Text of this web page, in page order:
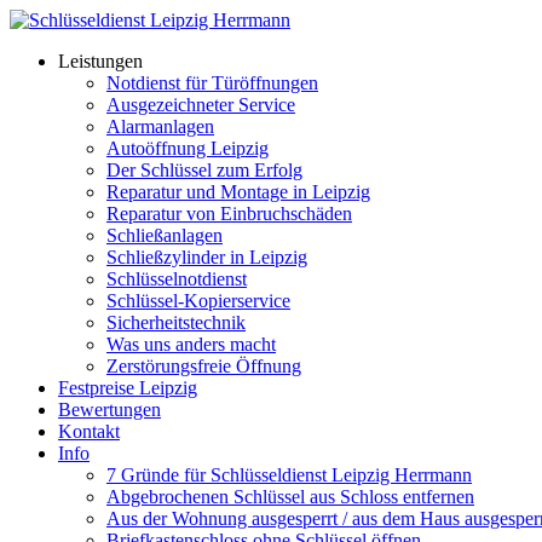
Zum
springenLeistungen
Notdienst für Türöffnungen
Ausgezeichneter Service
Alarmanlagen
Autoöffnung Leipzig
Der Schlüssel zum Erfolg
Reparatur und Montage in Leipzig
Reparatur von Einbruchschäden​
Schließanlagen
Schließzylinder in Leipzig
Schlüsselnotdienst
Schlüssel-Kopierservice
Sicherheitstechnik
Was uns anders macht
Zerstörungsfreie Öffnung
Festpreise Leipzig
Bewertungen
Kontakt
Info
7 Gründe für Schlüsseldienst Leipzig Herrmann
Abgebrochenen Schlüssel aus Schloss entfernen
Aus der Wohnung ausgesperrt / aus dem Haus